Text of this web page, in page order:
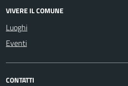
VIVERE IL COMUNE
Luoghi
Eventi
CONTATTI